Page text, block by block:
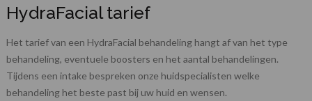
HydraFacial tarief
Het tarief van een HydraFacial behandeling hangt af van het type
behandeling, eventuele boosters en het aantal behandelingen.
Tijdens een intake bespreken onze huidspecialisten welke
behandeling het beste past bij uw huid en wensen.